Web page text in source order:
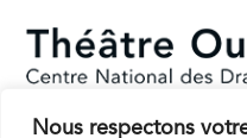
Nous respectons